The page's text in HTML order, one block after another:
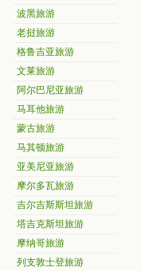
波黑旅游
老挝旅游
格鲁吉亚旅游
文莱旅游
阿尔巴尼亚旅游
马耳他旅游
蒙古旅游
马其顿旅游
亚美尼亚旅游
摩尔多瓦旅游
吉尔吉斯斯坦旅游
塔吉克斯坦旅游
摩纳哥旅游
列支敦士登旅游